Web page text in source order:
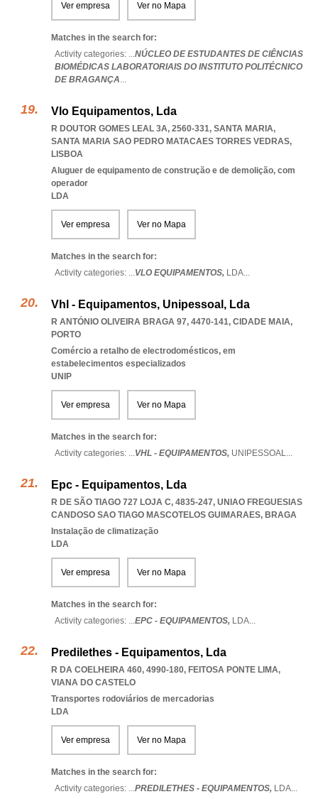
Ver empresa Ver no Mapa
Matches in the search for:
Activity categories: ...NÚCLEO DE ESTUDANTES DE CIÊNCIAS
BIOMÉDICAS LABORATORIAIS DO INSTITUTO POLITÉCNICO
DE BRAGANÇA...
Vlo Equipamentos, Lda
R DOUTOR GOMES LEAL 3A, 2560-331, SANTA MARIA,
SANTA MARIA SAO PEDRO MATACAES TORRES VEDRAS,
LISBOA
Aluguer de equipamento de construção e de demolição, com
operador
LDA
Ver empresa Ver no Mapa
Matches in the search for:
Activity categories: ...VLO EQUIPAMENTOS, LDA...
Vhl - Equipamentos, Unipessoal, Lda
R ANTÓNIO OLIVEIRA BRAGA 97, 4470-141, CIDADE MAIA,
PORTO
Comércio a retalho de electrodomésticos, em
estabelecimentos especializados
UNIP
Ver empresa Ver no Mapa
Matches in the search for:
Activity categories: ...VHL - EQUIPAMENTOS, UNIPESSOAL...
Epc - Equipamentos, Lda
R DE SÃO TIAGO 727 LOJA C, 4835-247, UNIAO FREGUESIAS
CANDOSO SAO TIAGO MASCOTELOS GUIMARAES, BRAGA
Instalação de climatização
LDA
Ver empresa Ver no Mapa
Matches in the search for:
Activity categories: ...EPC - EQUIPAMENTOS, LDA...
Predilethes - Equipamentos, Lda
R DA COELHEIRA 460, 4990-180, FEITOSA PONTE LIMA,
VIANA DO CASTELO
Transportes rodoviários de mercadorias
LDA
Ver empresa Ver no Mapa
Matches in the search for:
Activity categories: ...PREDILETHES - EQUIPAMENTOS, LDA...